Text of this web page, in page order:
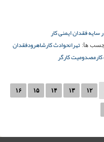
ها: تهرانحوادث کارشاهرودفقدان
مصدومیت کارگر
۱۲ ۱۳ ۱۴ ۱۵ ۱۶